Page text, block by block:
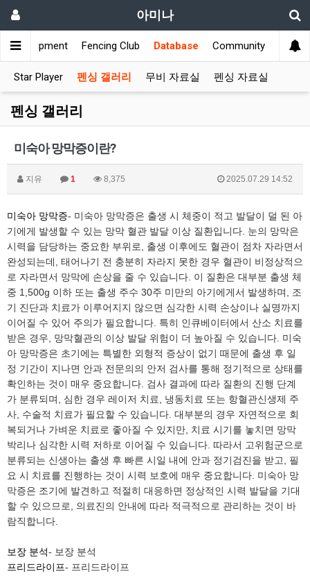
아미나
Equipment Fencing Club Database Community
Star Player 펜싱 갤러리 무비 자료실 펜싱 자료실
펜싱 갤러리
미숙아 망막증이란?
지유 1 8,375 2025.07.29 14:52
미숙아 망막증- 미숙아 망막증은 출생 시 체중이 적고 발달이 덜 된 아
기에게 발생할 수 있는 망막 혈관 발달 이상 질환입니다. 눈의 망막은
시력을 담당하는 중요한 부위로, 출생 이후에도 혈관이 점차 자라면서
완성되는데, 태어나기 전 충분히 자라지 못한 경우 혈관이 비정상적으
로 자라면서 망막에 손상을 줄 수 있습니다. 이 질환은 대부분 출생 체
중 1,500g 이하 또는 출생 주수 30주 미만의 아기에게서 발생하며, 조
기 진단과 치료가 이루어지지 않으면 심각한 시력 손상이나 실명까지
이어질 수 있어 주의가 필요합니다. 특히 인큐베이터에서 산소 치료를
받은 경우, 망막혈관의 이상 발달 위험이 더 높아질 수 있습니다. 미숙
아 망막증은 초기에는 특별한 외형적 증상이 없기 때문에 출생 후 일
정 기간이 지나면 안과 전문의의 안저 검사를 통해 정기적으로 상태를
확인하는 것이 매우 중요합니다. 검사 결과에 따라 질환의 진행 단계
가 분류되며, 심한 경우 레이저 치료, 냉동치료 또는 항혈관신생제 주
사, 수술적 치료가 필요할 수 있습니다. 대부분의 경우 자연적으로 회
복되거나 가벼운 치료로 좋아질 수 있지만, 치료 시기를 놓치면 망막
박리나 심각한 시력 저하로 이어질 수 있습니다. 따라서 고위험군으로
분류되는 신생아는 출생 후 빠른 시일 내에 안과 정기검진을 받고, 필
요 시 치료를 진행하는 것이 시력 보호에 매우 중요합니다. 미숙아 망
막증은 조기에 발견하고 적절히 대응하면 정상적인 시력 발달을 기대
할 수 있으므로, 의료진의 안내에 따라 적극적으로 관리하는 것이 바
람직합니다.
보장 분석- 보장 분석
프리드라이프- 프리드라이프